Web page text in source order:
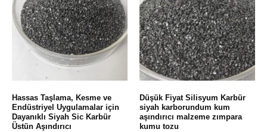
Hassas Taşlama, Kesme ve
Endüstriyel Uygulamalar için
Dayanıklı Siyah Sic Karbür
Üstün Aşındırıcı
Düşük Fiyat Silisyum Karbür
siyah karborundum kum
aşındırıcı malzeme zımpara
kumu tozu